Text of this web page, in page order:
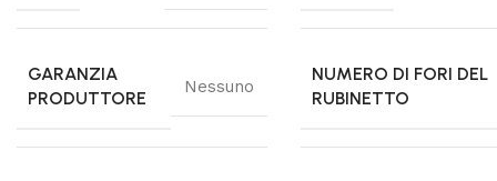
GARANZIA
PRODUTTORE
Nessuno
NUMERO DI FORI DEL
RUBINETTO